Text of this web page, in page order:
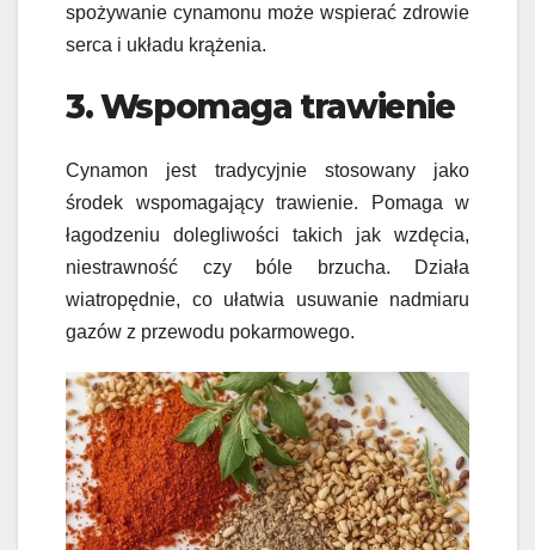
spożywanie cynamonu może wspierać zdrowie
serca i układu krążenia.
3. Wspomaga trawienie
Cynamon jest tradycyjnie stosowany jako
środek wspomagający trawienie. Pomaga w
łagodzeniu dolegliwości takich jak wzdęcia,
niestrawność czy bóle brzucha. Działa
wiatropędnie, co ułatwia usuwanie nadmiaru
gazów z przewodu pokarmowego.